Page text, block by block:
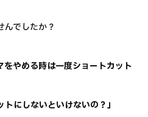
んでしたか？
をやめる時は一度ショートカット
トにしないといけないの？」